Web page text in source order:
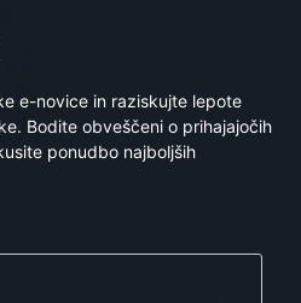
e-novice in raziskujte lepote
Bodite obveščeni o prihajajočih
ponudbo najboljših